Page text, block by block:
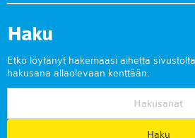
Haku
Etkö löytänyt hakemaasi aihetta
hakusana allaolevaan kenttään.